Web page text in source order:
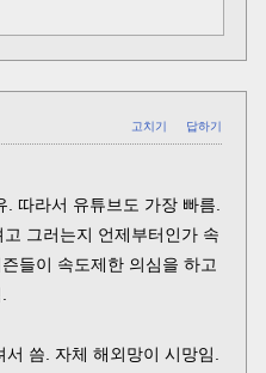
고치기 답하기
따라서 유튜브도 가장 빠름.
그러는지 언제부터인가 속
들이 속도제한 의심을 하고
씀. 자체 해외망이 시망임.